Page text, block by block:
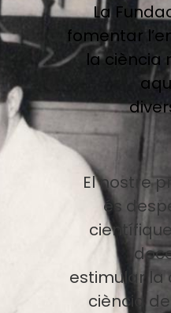
La
fomentar
la ciència
El nostre
és
estimular la
ciència